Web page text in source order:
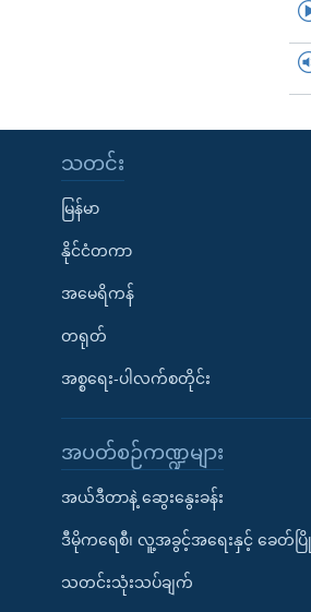
သတင်း
မြန်မာ
နိုင်ငံတကာ
အမေရိကန်
တရုတ်
အစ္စရေး-ပါလက်စတိုင်း
အပတ်စဉ်ကဏ္ဍများ
အယ်ဒီတာနဲ့ ဆွေးနွေးခန်း
ဒီမိုကရေစီ၊ လူ့အခွင့်အရေးနှင့် ခေတ်ပြို
သတင်းသုံးသပ်ချက်